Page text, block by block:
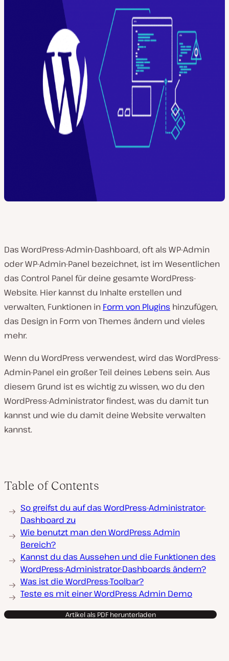
Das WordPress-Admin-Dashboard, oft als WP-Admin
oder WP-Admin-Panel bezeichnet, ist im Wesentlichen
das Control Panel für deine gesamte WordPress-
Website. Hier kannst du Inhalte erstellen und
verwalten, Funktionen in Form von Plugins hinzufügen,
das Design in Form von Themes ändern und vieles
mehr.
Wenn du WordPress verwendest, wird das WordPress-
Admin-Panel ein großer Teil deines Lebens sein. Aus
diesem Grund ist es wichtig zu wissen, wo du den
WordPress-Administrator findest, was du damit tun
kannst und wie du damit deine Website verwalten
kannst.
Table of Contents
So greifst du auf das WordPress-Administrator-
Dashboard zu
Wie benutzt man den WordPress Admin
Bereich?
Kannst du das Aussehen und die Funktionen des
WordPress-Administrator-Dashboards ändern?
Was ist die WordPress-Toolbar?
Teste es mit einer WordPress Admin Demo
Artikel als PDF herunterladen